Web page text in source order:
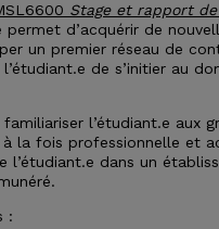
Stage et rapport de
d’acquérir de
un premier réseau de
de s’initier au
l’étudiant.e aux
la fois professionnelle et
dans un
: